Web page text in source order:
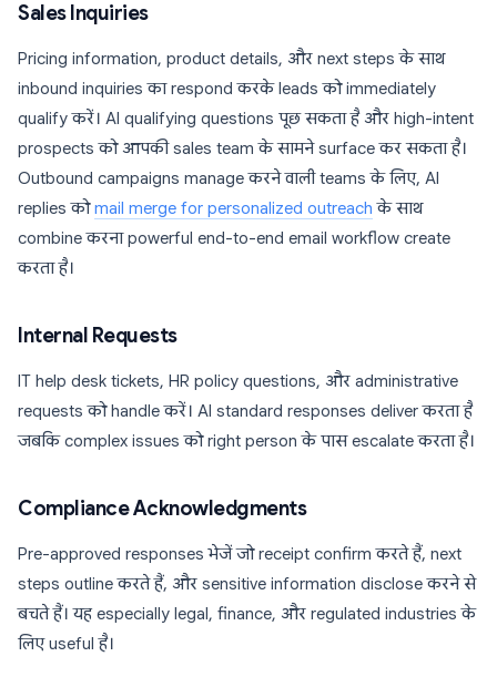
Sales Inquiries
Pricing information, product details, और next steps के साथ
inbound inquiries का respond करके leads को immediately
qualify करें। AI qualifying questions पूछ सकता है और high-intent
prospects को आपकी sales team के सामने surface कर सकता है।
Outbound campaigns manage करने वाली teams के लिए, AI
replies कोmail merge for personalized outreach के साथ
combine करना powerful end-to-end email workflow create
करता है।
Internal Requests
IT help desk tickets, HR policy questions, और administrative
requests को handle करें। AI standard responses deliver करता है
जबकि complex issues को right person के पास escalate करता है।
Compliance Acknowledgments
Pre-approved responses भेजें जो receipt confirm करते हैं, next
steps outline करते हैं, और sensitive information disclose करने से
बचते हैं। यह especially legal, finance, और regulated industries के
लिए useful है।